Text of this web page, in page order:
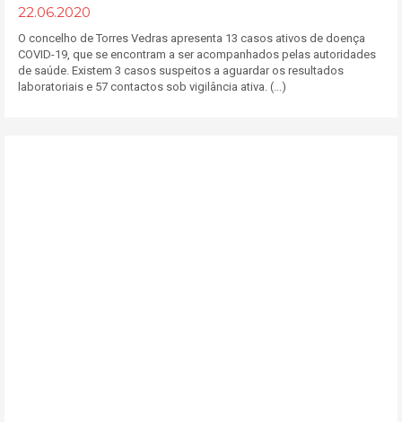
22.06.2020
O concelho de Torres Vedras apresenta 13 casos ativos de doença
COVID-19, que se encontram a ser acompanhados pelas autoridades
de saúde. Existem 3 casos suspeitos a aguardar os resultados
laboratoriais e 57 contactos sob vigilância ativa. (...)